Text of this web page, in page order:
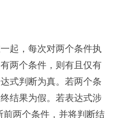
起，每次对两个条件执
两个条件，则有且仅有
式判断为真。若两个条
结果为假。若表达式涉
前两个条件，并将判断结